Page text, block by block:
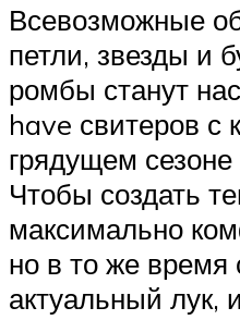
Всевозможные
петли, звезды и
ромбы станут
have свитеров с
грядущем сезоне
Чтобы создать
максимально
но в то же время
актуальный лук,